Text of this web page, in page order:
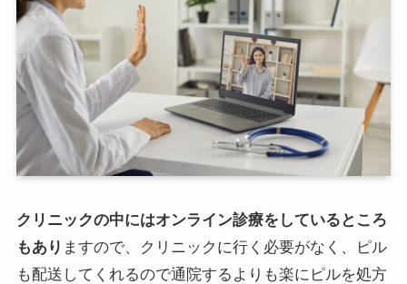
クリニックの中にはオンライン診療をしているところ
もあり ますので、クリニックに行く必要がなく、ピル
も配送してくれるので通院するよりも楽にピルを処方